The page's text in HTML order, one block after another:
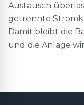
Austausch
getrennte
Damit bleibt die
und die Anlage